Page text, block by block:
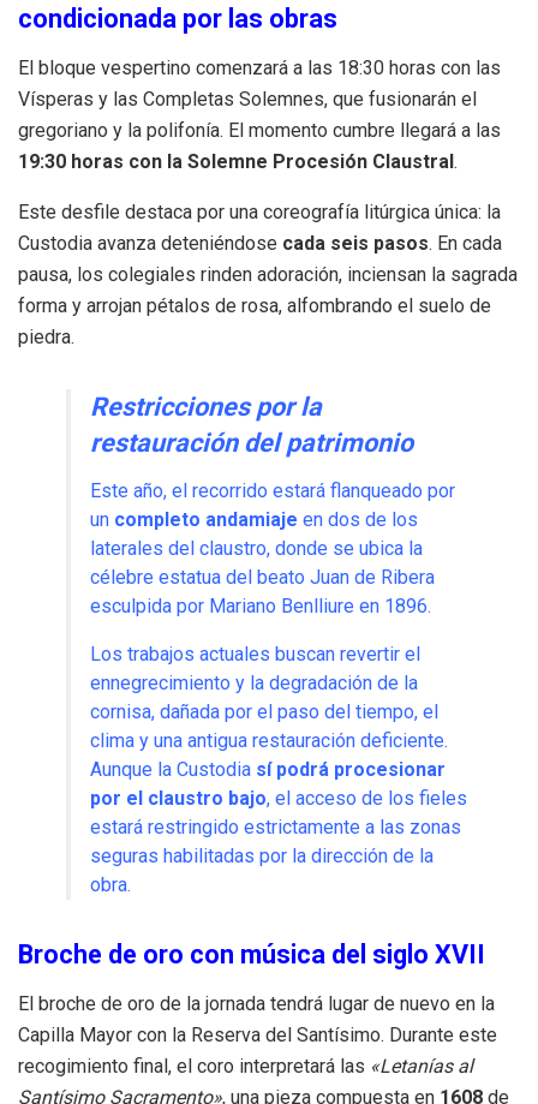
condicionada por las obras
El bloque vespertino comenzará a las 18:30 horas con las
Vísperas y las Completas Solemnes, que fusionarán el
gregoriano y la polifonía. El momento cumbre llegará a las
19:30 horas con la Solemne Procesión Claustral.
Este desfile destaca por una coreografía litúrgica única: la
Custodia avanza deteniéndose cada seis pasos. En cada
pausa, los colegiales rinden adoración, inciensan la sagrada
forma y arrojan pétalos de rosa, alfombrando el suelo de
piedra.
Restricciones por la
restauración del patrimonio
Este año, el recorrido estará flanqueado por
un completo andamiaje en dos de los
laterales del claustro, donde se ubica la
célebre estatua del beato Juan de Ribera
esculpida por Mariano Benlliure en 1896.
Los trabajos actuales buscan revertir el
ennegrecimiento y la degradación de la
cornisa, dañada por el paso del tiempo, el
clima y una antigua restauración deficiente.
Aunque la Custodia sí podrá procesionar
por el claustro bajo, el acceso de los fieles
estará restringido estrictamente a las zonas
seguras habilitadas por la dirección de la
obra.
Broche de oro con música del siglo XVII
El broche de oro de la jornada tendrá lugar de nuevo en la
Capilla Mayor con la Reserva del Santísimo. Durante este
recogimiento final, el coro interpretará las «Letanías al
Santísimo Sacramento», una pieza compuesta en 1608 de